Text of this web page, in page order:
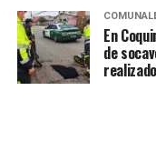
En
de